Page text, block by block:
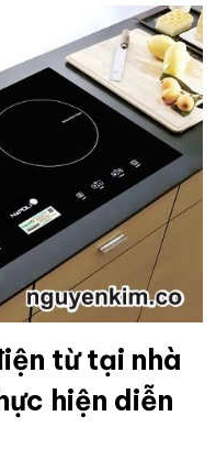
từ tại nhà
hiện diễn